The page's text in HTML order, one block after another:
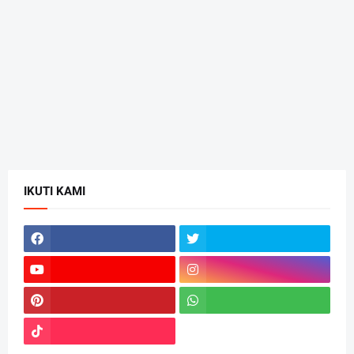
IKUTI KAMI